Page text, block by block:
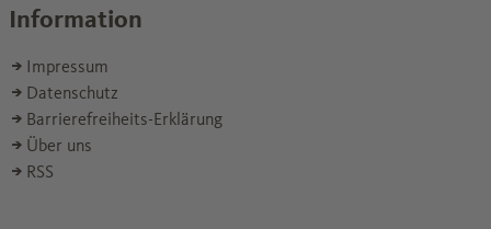
Information
Impressum
Datenschutz
Barrierefreiheits-Erklärung
Über uns
RSS